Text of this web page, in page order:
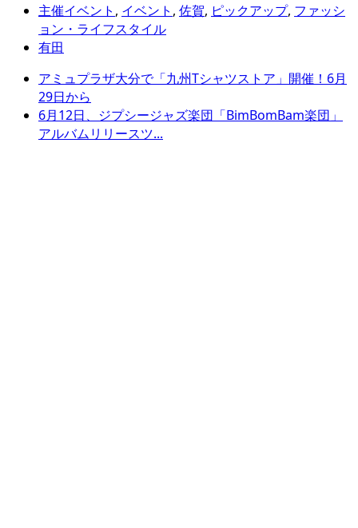
主催イベント , イベント , 佐賀, ピックアップ, ファッシ
ョン・ライフスタイル
有田
アミュプラザ大分で「九州Tシャツストア」開催！6月
29日から
6月12日、ジプシージャズ楽団「BimBomBam楽団」
アルバムリリースツ...